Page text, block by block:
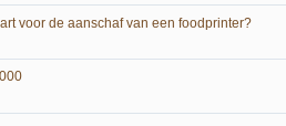
voor de aanschaf van een foodprinter?